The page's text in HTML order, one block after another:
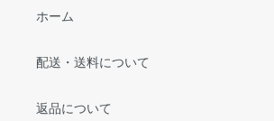
ホーム
配送・送料について
返品について